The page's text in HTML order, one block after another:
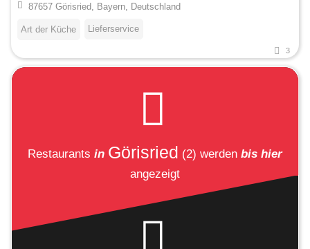
87657 Görisried, Bayern, Deutschland
Art der Küche Lieferservice
3
Restaurants in Görisried (2) werden bis hier
angezeigt